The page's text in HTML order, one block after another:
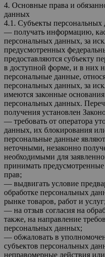
4. Основные права и
данных
4.1. Субъекты
— получать информацию,
персональных данных, за
предусмотренных
предоставляются субъекту
в доступной форме, и в них
персональные данные,
персональных данных, за
имеются законные
персональных данных.
получения установлен
— требовать от оператора
данных, их блокирования
персональные данные
неточными, незаконно
необходимыми для
принимать
прав;
— выдвигать условие
обработке персональных
рынке товаров, работ и услуг;
— на отзыв согласия на
также, на направление
персональных данных;
— обжаловать в
субъектов персональных
неправомерные действия